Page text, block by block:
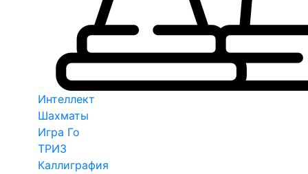
Интеллект
Шахматы
Игра Го
ТРИЗ
Каллиграфия